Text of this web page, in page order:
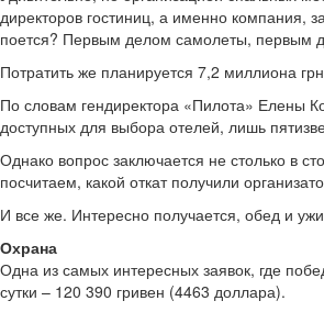
директоров гостиниц, а именно компания,
поется? Первым делом самолеты, первым
Потратить же планируется 7,2 миллиона
По словам гендиректора «Пилота» Елены
доступных для выбора отелей, лишь
Однако вопрос заключается не столько в
посчитаем, какой откат получили
И все же. Интересно получается, обед и
Охрана
Одна из самых интересных заявок, где
сутки – 120 390 гривен (4463 доллара).